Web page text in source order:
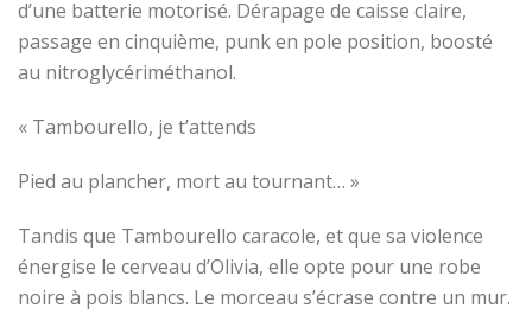
d’une batterie motorisé. Dérapage de caisse claire,
passage en cinquième, punken pole position, boosté
au nitroglycériméthanol.
« Tambourello, je t’attends
Pied au plancher, mort au tournant… »
Tandis que Tambourello caracole, et que sa violence
énergise le cerveau d’Olivia, elle opte pour une robe
noire à pois blancs. Le morceau s’écrase contre un mur.